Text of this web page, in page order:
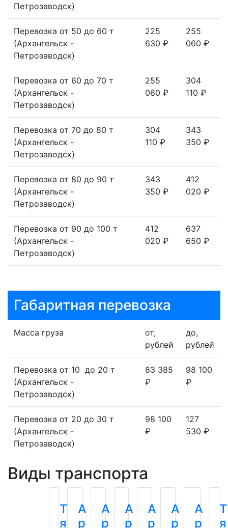
Петрозаводск)
Перевозка от 50 до 60 т
(Архангельск -
Петрозаводск)
225
630 ₽
255
060 ₽
Перевозка от 60 до 70 т
(Архангельск -
Петрозаводск)
255
060 ₽
304
110 ₽
Перевозка от 70 до 80 т
(Архангельск -
Петрозаводск)
304
110 ₽
343
350 ₽
Перевозка от 80 до 90 т
(Архангельск -
Петрозаводск)
343
350 ₽
412
020 ₽
Перевозка от 90 до 100 т
(Архангельск -
Петрозаводск)
412
020 ₽
637
650 ₽
Габаритная перевозка
Масса груза
от,
рублей
до,
рублей
Перевозка от 10 до 20 т
(Архангельск -
Петрозаводск)
83 385
₽
98 100
₽
Перевозка от 20 до 30 т
(Архангельск -
Петрозаводск)
98 100
₽
127
530 ₽
Виды транспорта
Т
я
А
р
А
р
А
р
А
р
А
р
А
р
Т
я